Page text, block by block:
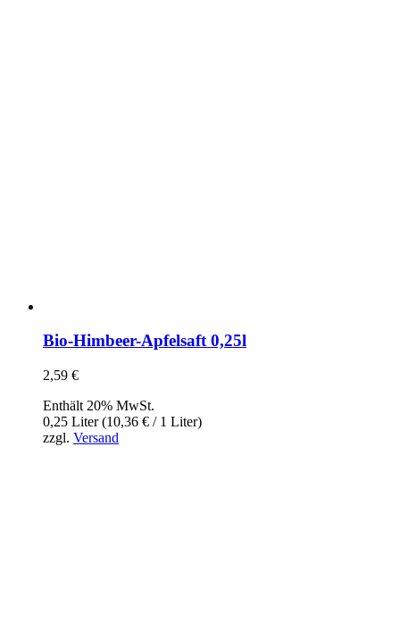
Bio-Himbeer-Apfelsaft 0,25l
2,59 €
Enthält 20% MwSt.
0,25 Liter (10,36 € / 1 Liter)
zzgl. Versand